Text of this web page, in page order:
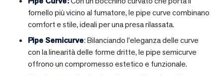
fornello più vicino al fumatore, le pipe curve combinano
comfort e stile, ideali per una presa rilassata.
Pipe Semicurve: Bilanciando l’eleganza delle curve
con la linearità delle forme dritte, le pipe semicurve
offrono un compromesso estetico e funzionale.